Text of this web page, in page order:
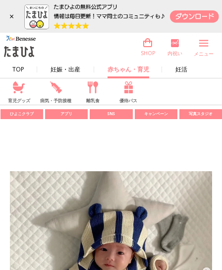
×
TOP 妊娠・出産 赤ちゃん・育児 妊活
SHOP 内祝い メニュー
育児グッズ 病気・予防接種 離乳食 優待パス
ひよこクラブ アプリ SNS キャンペーン 写真スタジオ